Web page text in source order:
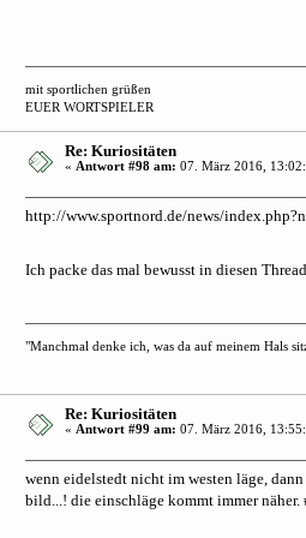
mit sportlichen grüßen
EUER WORTSPIELER
Re: Kuriositäten
« Antwort #98 am: 07. März 2016,
http://www.sportnord.de/news/
Ich packe das mal bewusst in diesen
"Manchmal denke ich, was da auf meinem Hals
Re: Kuriositäten
« Antwort #99 am: 07. März 2016,
wenn eidelstedt nicht im westen läge,
bild...! die einschläge kommt immer